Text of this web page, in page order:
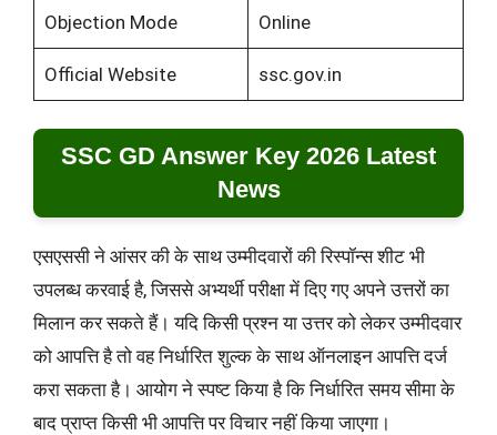
Objection Mode Online
Official Website ssc.gov.in
SSC GD Answer Key 2026 Latest
News
एसएससी ने आंसर की के साथ उम्मीदवारों की रिस्पॉन्स शीट भी
उपलब्ध करवाई है, जिससे अभ्यर्थी परीक्षा में दिए गए अपने उत्तरों का
मिलान कर सकते हैं। यदि किसी प्रश्न या उत्तर को लेकर उम्मीदवार
को आपत्ति है तो वह निर्धारित शुल्क के साथ ऑनलाइन आपत्ति दर्ज
करा सकता है। आयोग ने स्पष्ट किया है कि निर्धारित समय सीमा के
बाद प्राप्त किसी भी आपत्ति पर विचार नहीं किया जाएगा।